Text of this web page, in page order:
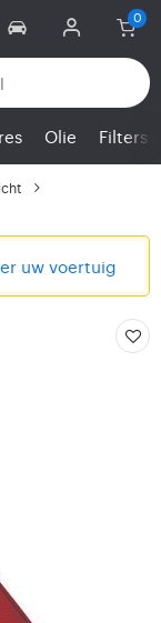
Olie Filters
uw voertuig